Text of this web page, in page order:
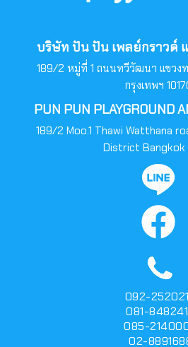
บริษัท ปัน ปัน เพลย์กราวด์
189/2 หมู่ที่ 1 ถนนทวีวัฒนา แขวง
กรุงเทพฯ
PUN PUN PLAYGROUND
189/2 Moo.1 Thawi Watthana
District Bangkok
092-
081-
085-
02-